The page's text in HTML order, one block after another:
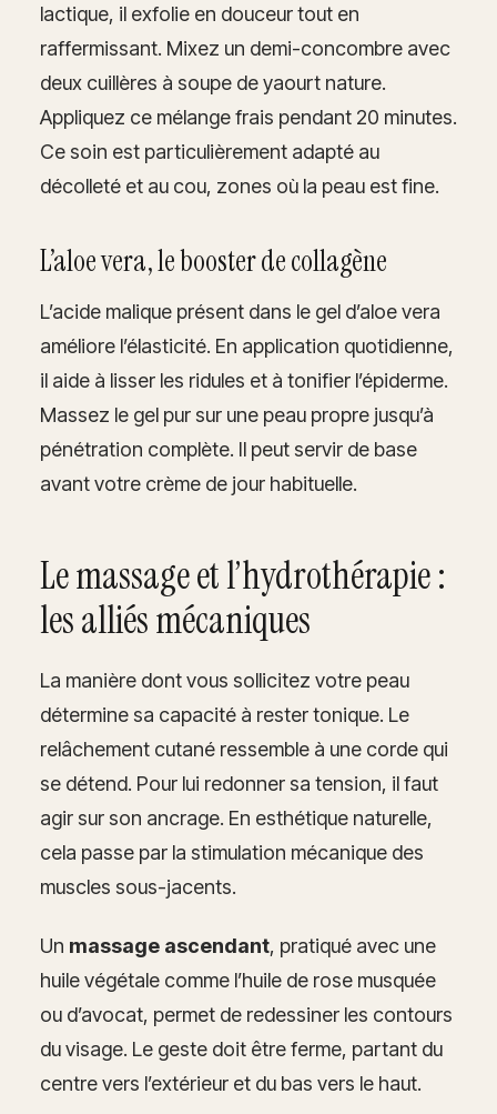
lactique, il exfolie en douceur tout en
raffermissant. Mixez un demi-concombre avec
deux cuillères à soupe de yaourt nature.
Appliquez ce mélange frais pendant 20 minutes.
Ce soin est particulièrement adapté au
décolleté et au cou, zones où la peau est fine.
L’aloe vera, le booster de collagène
L’acide malique présent dans le gel d’aloe vera
améliore l’élasticité. En application quotidienne,
il aide à lisser les ridules et à tonifier l’épiderme.
Massez le gel pur sur une peau propre jusqu’à
pénétration complète. Il peut servir de base
avant votre crème de jour habituelle.
Le massage et l’hydrothérapie :
les alliés mécaniques
La manière dont vous sollicitez votre peau
détermine sa capacité à rester tonique. Le
relâchement cutané ressemble à une corde qui
se détend. Pour lui redonner sa tension, il faut
agir sur son ancrage. En esthétique naturelle,
cela passe par la stimulation mécanique des
muscles sous-jacents.
Un massage ascendant, pratiqué avec une
huile végétale comme l’huile de rose musquée
ou d’avocat, permet de redessiner les contours
du visage. Le geste doit être ferme, partant du
centre vers l’extérieur et du bas vers le haut.